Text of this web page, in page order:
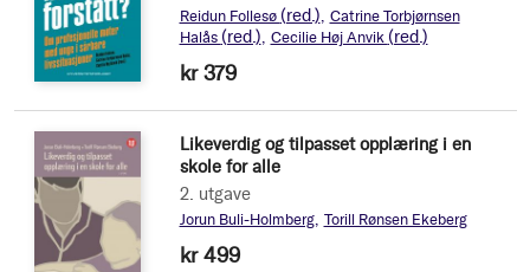
Reidun Follesø (red.) Catrine Torbjørnsen
Halås (red.) Cecilie Høj Anvik (red.)
kr 379
Likeverdig og tilpasset opplæring i en
skole for alle
2. utgave
Jorun Buli-Holmberg Torill Rønsen Ekeberg
kr 499